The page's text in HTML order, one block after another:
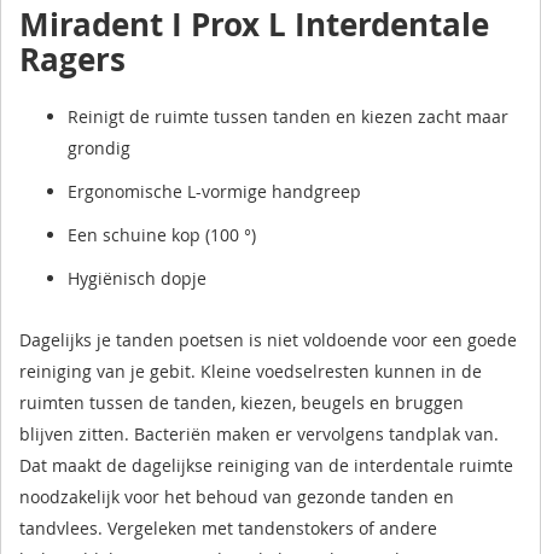
Miradent I Prox L Interdentale
Ragers
Reinigt de ruimte tussen tanden en kiezen zacht maar
grondig
Ergonomische L-vormige handgreep
Een schuine kop (100 °)
Hygiënisch dopje
Dagelijks je tanden poetsen is niet voldoende voor een goede
reiniging van je gebit. Kleine voedselresten kunnen in de
ruimten tussen de tanden, kiezen, beugels en bruggen
blijven zitten. Bacteriën maken er vervolgens tandplak van.
Dat maakt de dagelijkse reiniging van de interdentale ruimte
noodzakelijk voor het behoud van gezonde tanden en
tandvlees. Vergeleken met tandenstokers of andere